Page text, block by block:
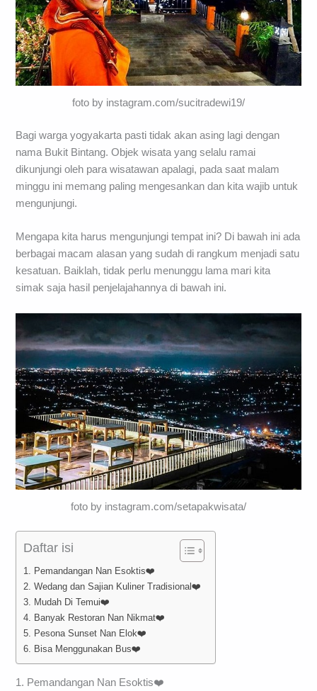
foto by instagram.com/sucitradewi19/
Bagi warga yogyakarta pasti tidak akan asing lagi dengan
nama Bukit Bintang. Objek wisata yang selalu ramai
dikunjungi oleh para wisatawan apalagi, pada saat malam
minggu ini memang paling mengesankan dan kita wajib untuk
mengunjungi.
Mengapa kita harus mengunjungi tempat ini? Di bawah ini ada
berbagai macam alasan yang sudah di rangkum menjadi satu
kesatuan. Baiklah, tidak perlu menunggu lama mari kita
simak saja hasil penjelajahannya di bawah ini.
foto by instagram.com/setapakwisata/
Daftar isi
1. Pemandangan Nan Esoktis❤️
2. Wedang dan Sajian Kuliner Tradisional❤️
3. Mudah Di Temui❤️
4. Banyak Restoran Nan Nikmat❤️
5. Pesona Sunset Nan Elok❤️
6. Bisa Menggunakan Bus❤️
1. Pemandangan Nan Esoktis❤️